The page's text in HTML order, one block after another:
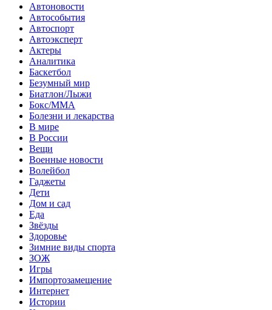
Автоновости
Автособытия
Автоспорт
Автоэксперт
Актеры
Аналитика
Баскетбол
Безумный мир
Биатлон/Лыжи
Бокс/MMA
Болезни и лекарства
В мире
В России
Вещи
Военные новости
Волейбол
Гаджеты
Дети
Дом и сад
Еда
Звёзды
Здоровье
Зимние виды спорта
ЗОЖ
Игры
Импортозамещение
Интернет
Истории